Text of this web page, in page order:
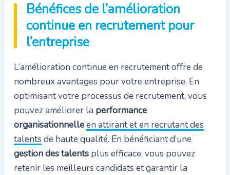
Bénéfices de l’amélioration
continue en recrutement pour
l’entreprise
L’amélioration continue en recrutement offre de
nombreux avantages pour votre entreprise. En
optimisant votre processus de recrutement, vous
pouvez améliorer la performance
organisationnelleen attirant et en recrutant des
talents de haute qualité. En bénéficiant d’une
gestion des talentsplus efficace, vous pouvez
retenir les meilleurs candidats et garantir la